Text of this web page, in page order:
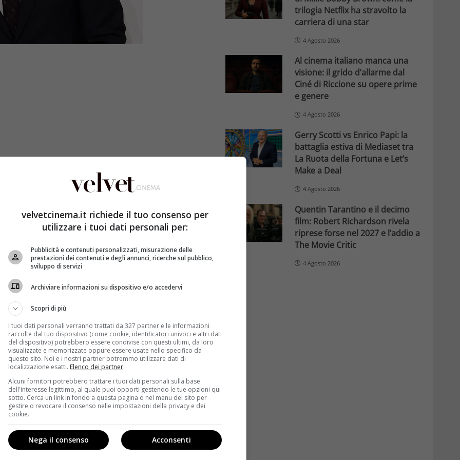
uscirà in tutte le sale italiano l’attesissimo ultimo
Dornan, il super sexy protagonista, si è raccontato
le riprese di Cinquanta Sfumature di Rosso…
di E. L. James.Jamie Dornan, amatissimo e super
i panni diChristian Grey, l’imprenditore miliardario
Steele.
qualche
inCinquanta Sfumature di Rosso
non c’è mai stato un
all’attore una cifra pari a 1,5 milioni di dollari
è stata smentita categoricamente eMr. Grey
un solo testicolo.No, questa cosa secondo cui mi
è accaduta. Non so se ho detto che non lo avrei
non mi infastidisce. Vedete in molte occasioni
Steele,ndr). Mostrerei anch’io le mie tette se
mostrare il resto se non è essenziale per la
molta gente pensa…” chiosa Dornan.
avvenuto durante le riprese dellapellicola: “Lascia
uscato dagli attori per coprire le parti intime
Tutti color pelle, di un colore da malati,
trilogia Netflix ha stravolto la
carriera di una star
4 Agosto 2026
Al cinema italiano manca una
visione: il grido d’allarme dal
Ciné di Riccione su opere prime
e genere
4 Agosto 2026
Gerry Scotti vs Enrico Papi: la
battaglia estiva di Mediaset tra
La Ruota della Fortuna e Let’s
Make a Deal
4 Agosto 2026
Quentin Tarantino e il decimo
film: Robert Richardson rivela
riprese forse nel 2027 e l’addio a
The Movie Critic
4 Agosto 2026
velvetcinema.it richiede il tuo consenso per
utilizzare i tuoi dati personali per:
Pubblicità e contenuti personalizzati, misurazione delle
prestazioni dei contenuti e degli annunci, ricerche sul pubblico,
sviluppo di servizi
Archiviare informazioni su dispositivo e/o accedervi
Scopri di più
I tuoi dati personali verranno trattati da 327 partner e le informazioni
raccolte dal tuo dispositivo (come cookie, identificatori univoci e altri dati
del dispositivo) potrebbero essere condivise con questi ultimi, da loro
visualizzate e memorizzate oppure essere usate nello specifico da
questo sito. Noi e i nostri partner potremmo utilizzare dati di
localizzazione esatti. Elenco dei partner.
Alcuni fornitori potrebbero trattare i tuoi dati personali sulla base
dell'interesse legittimo, al quale puoi opporti gestendo le tue opzioni qui
sotto. Cerca un link in fondo a questa pagina o nel menu del sito per
gestire o revocare il consenso nelle impostazioni della privacy e dei
cookie.
Acconsenti
Nega il consenso